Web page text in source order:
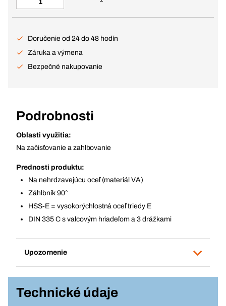
Doručenie od 24 do 48 hodín
Záruka a výmena
Bezpečné nakupovanie
Podrobnosti
Oblasti využitia:
Na začisťovanie a zahlbovanie
Prednosti produktu:
Na nehrdzavejúcu oceľ (materiál VA)
Záhlbník 90°
HSS-E = vysokorýchlostná oceľ triedy E
DIN 335 C s valcovým hriadeľom a 3 drážkami
Upozornenie
Technické údaje